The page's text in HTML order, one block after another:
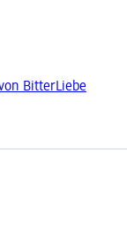
BitterLiebe